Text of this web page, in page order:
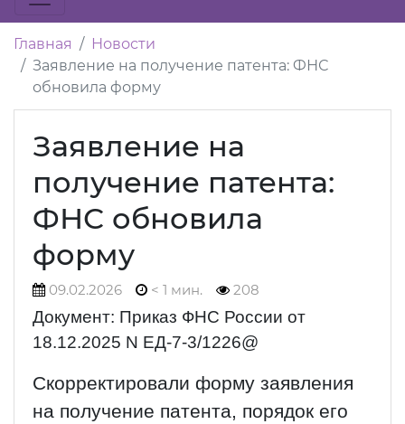
Главная
Новости
Заявление на получение патента: ФНС
обновила форму
Заявление на
получение патента:
ФНС обновила
форму
09.02.2026 < 1 мин. 208
Документ: Приказ ФНС России от
18.12.2025 N ЕД-7-3/1226@
Скорректировали форму заявления
на получение патента, порядок его